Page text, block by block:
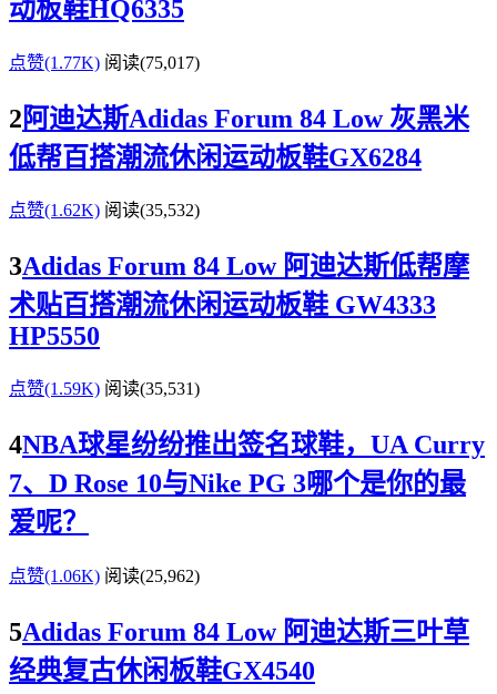
动板鞋HQ6335
点赞(1.77K) 阅读(75,017)
2阿迪达斯Adidas Forum 84 Low 灰黑米
低帮百搭潮流休闲运动板鞋GX6284
点赞(1.62K) 阅读(35,532)
3Adidas Forum 84 Low 阿迪达斯低帮摩
术贴百搭潮流休闲运动板鞋 GW4333
HP5550
点赞(1.59K) 阅读(35,531)
4NBA球星纷纷推出签名球鞋，UA Curry
7、D Rose 10与Nike PG 3哪个是你的最
爱呢？
点赞(1.06K) 阅读(25,962)
5Adidas Forum 84 Low 阿迪达斯三叶草
经典复古休闲板鞋GX4540